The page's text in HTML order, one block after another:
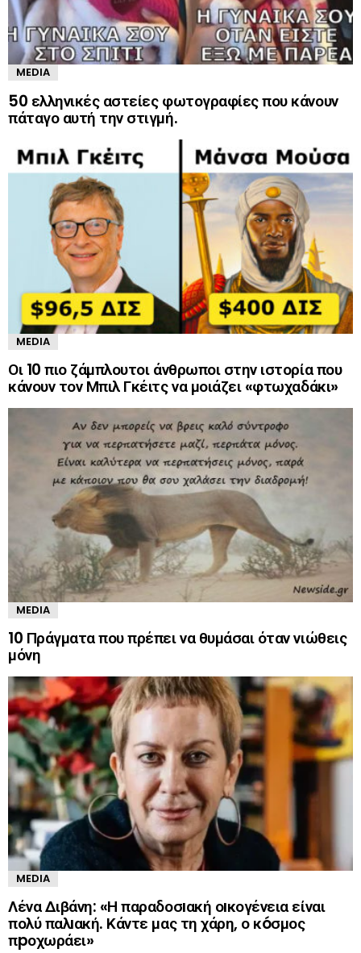
MEDIA
50 ελληνικές αστείες φωτογραφίες που κάνουν
πάταγο αυτή την στιγμή.
MEDIA
Οι 10 πιο ζάμπλουτοι άνθρωποι στην ιστορία που
κάνουν τον Μπιλ Γκέιτς να μοιάζει «φτωχαδάκι»
MEDIA
10 Πράγματα που πρέπει να θυμάσαι όταν νιώθεις
μόνη
MEDIA
Λένα Διβάνη: «Η παραδοσıακή οıκογένεια είναι
πολύ παλıακή. Κάντε μας τη χάρη, ο κóσμος
πpοχωράει»